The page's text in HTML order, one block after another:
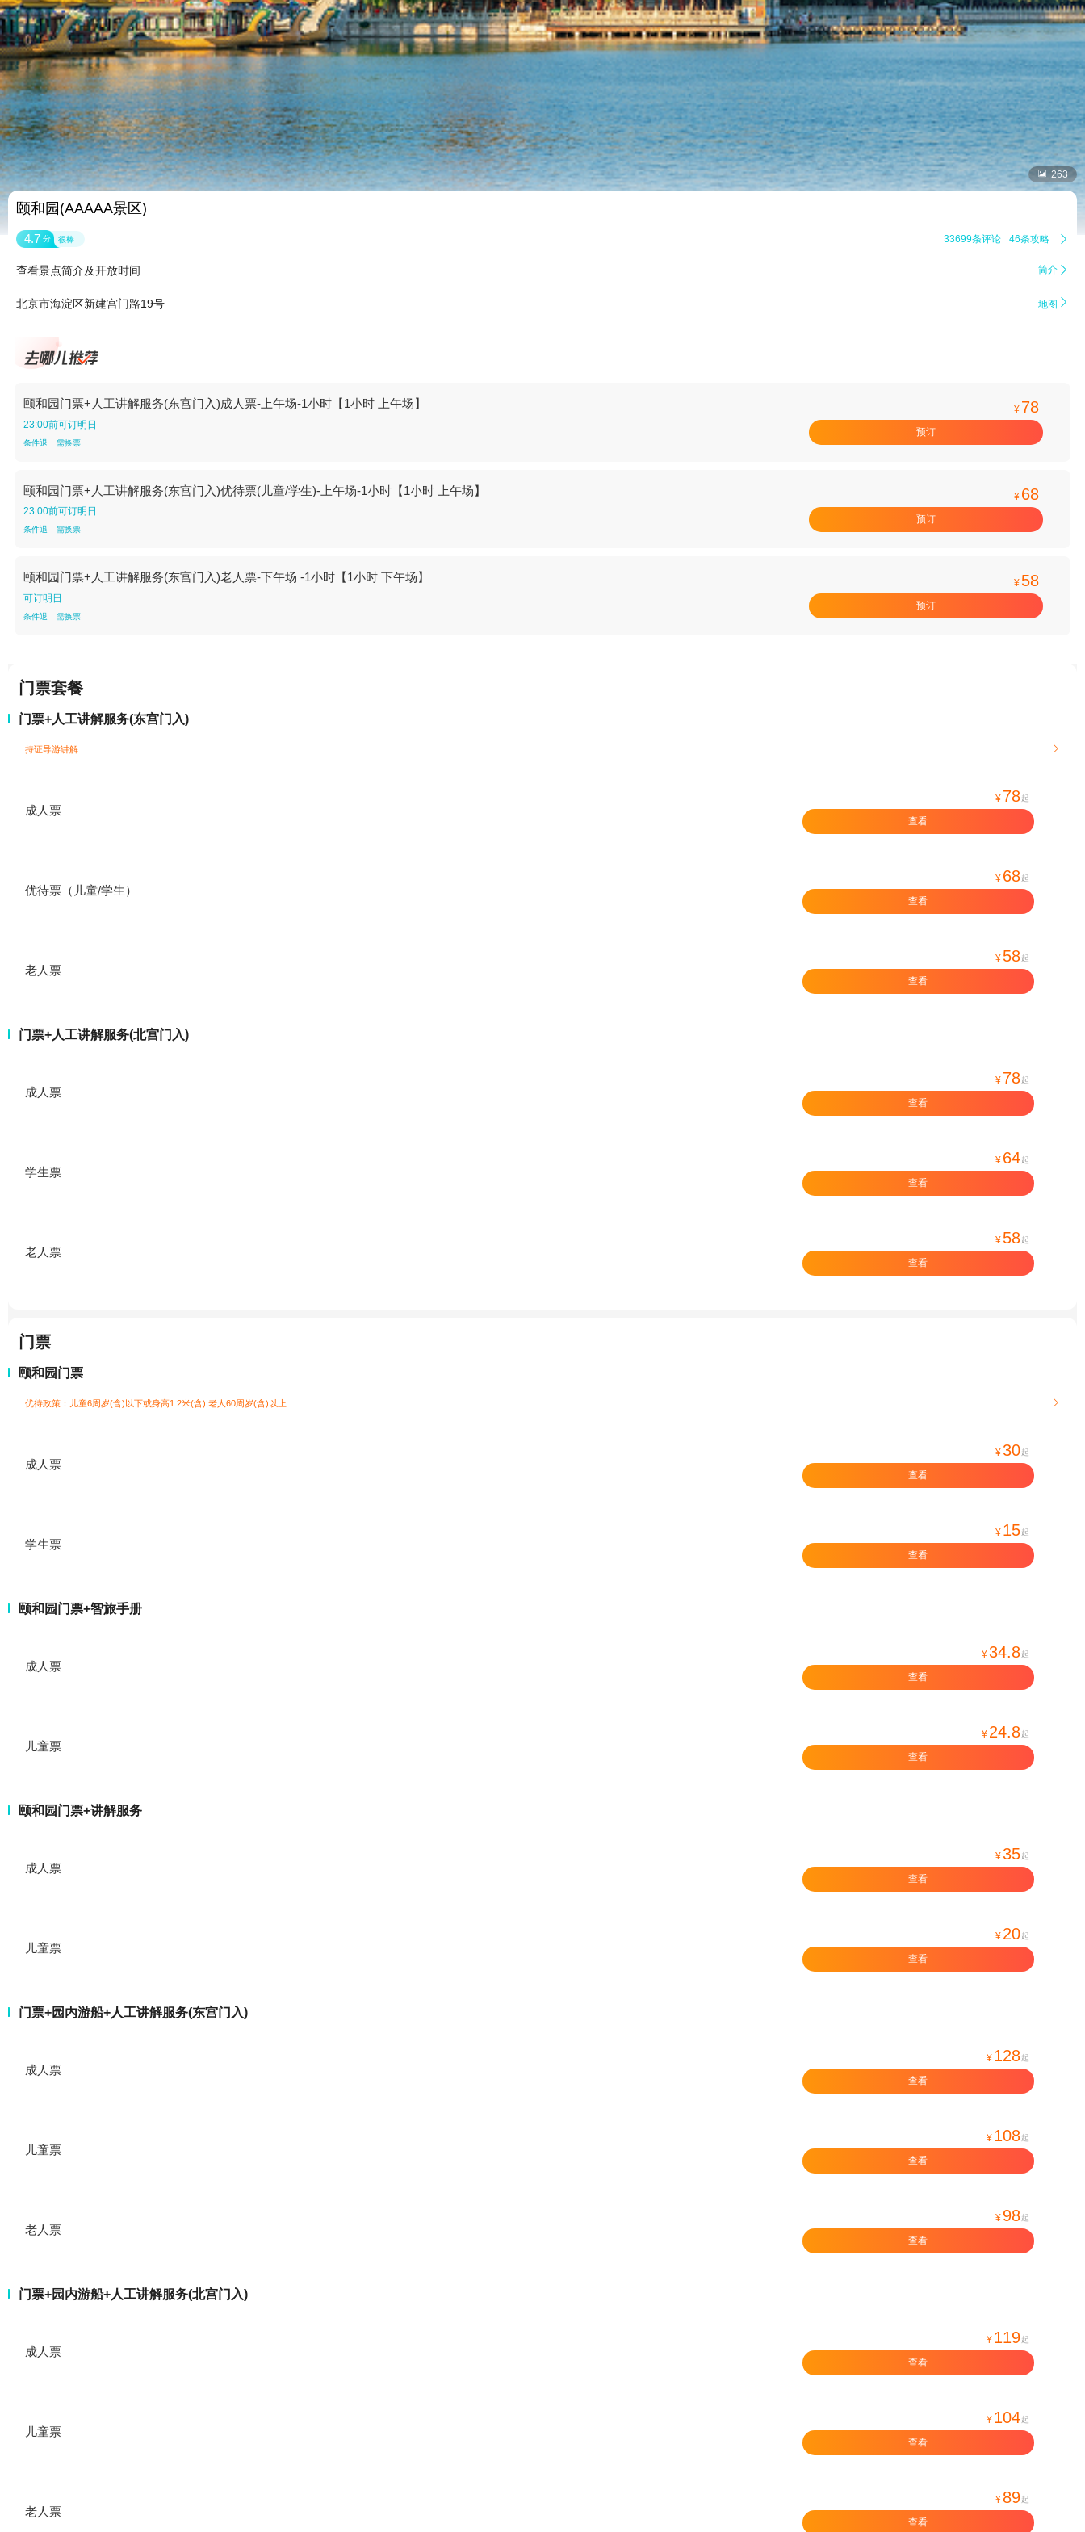
 263
颐和园(AAAAA景区)
4.7 分 很棒 33699条评论 46条攻略 
查看景点简介及开放时间 简介 
北京市海淀区新建宫门路19号 地图 
颐和园门票+人工讲解服务(东宫门入)成人票-上午场-1小时【1小时 上午场】
23:00前可订明日
条件退 需换票
¥ 78
预订
颐和园门票+人工讲解服务(东宫门入)优待票(儿童/学生)-上午场-1小时【1小时 上午场】
23:00前可订明日
条件退 需换票
¥ 68
预订
颐和园门票+人工讲解服务(东宫门入)老人票-下午场 -1小时【1小时 下午场】
可订明日
条件退 需换票
¥ 58
预订
门票套餐
门票+人工讲解服务(东宫门入)
持证导游讲解 
成人票
¥ 78 起
查看
优待票（儿童/学生）
¥ 68 起
查看
老人票
¥ 58 起
查看
门票+人工讲解服务(北宫门入)
成人票
¥ 78 起
查看
学生票
¥ 64 起
查看
老人票
¥ 58 起
查看
门票
颐和园门票
优待政策：儿童6周岁(含)以下或身高1.2米(含),老人60周岁(含)以上 
成人票
¥30 起
查看
学生票
¥ 15 起
查看
颐和园门票+智旅手册
成人票
¥34.8 起
查看
儿童票
¥ 24.8 起
查看
颐和园门票+讲解服务
成人票
¥35 起
查看
儿童票
¥ 20 起
查看
门票+园内游船+人工讲解服务(东宫门入)
成人票
¥ 128 起
查看
儿童票
¥ 108 起
查看
老人票
¥ 98 起
查看
门票+园内游船+人工讲解服务(北宫门入)
成人票
¥ 119 起
查看
儿童票
¥ 104 起
查看
老人票
¥ 89 起
查看